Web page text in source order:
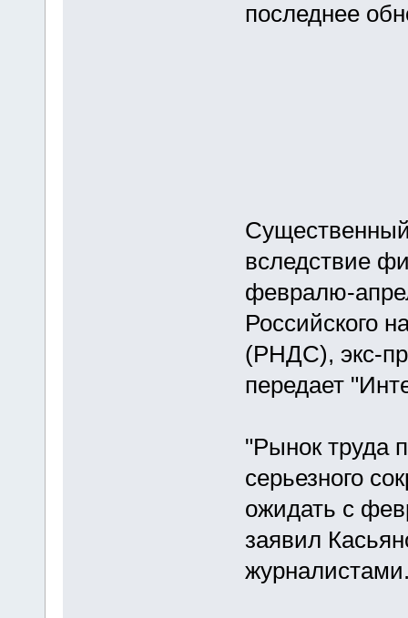
последнее
вследствие
февралю-
Российского
(РНДС), экс-
передает
"Рынок труда
серьезного
ожидать с
заявил